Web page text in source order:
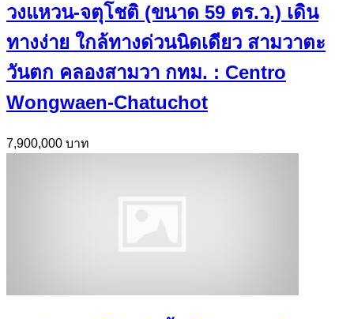
วงแหวน-จตุโชติ (ขนาด 59 ตร.ว.) เดิน
ทางง่าย ใกล้ทางด่วนนิดเดียว สามวาตะ
วันตก คลองสามวา กทม. : Centro
Wongwaen-Chatuchot
7,900,000 บาท